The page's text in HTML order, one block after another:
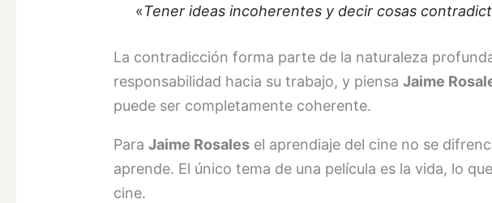
«Tener ideas incoherentes y decir cosas
La contradicción forma parte de la naturaleza
responsabilidad hacia su trabajo, y piensaJaime
puede ser completamente coherente.
ParaJaime Rosales el aprendiaje del cine no se
aprende. El único tema de una película es la vida, lo
cine.